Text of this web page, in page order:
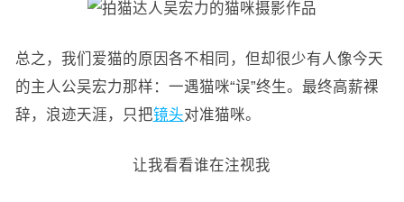
总之，我们爱猫的原因各不相同，但却很少有人像今天
的主人公吴宏力那样：一遇猫咪“误”终生。最终高薪裸
辞，浪迹天涯，只把镜头对准猫咪。
让我看看谁在注视我